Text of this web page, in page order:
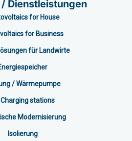
Dienstleistungen
for House
for Business
für Landwirte
/ Wärmepumpe
Charging stations​
Modernisierung
Isolierung